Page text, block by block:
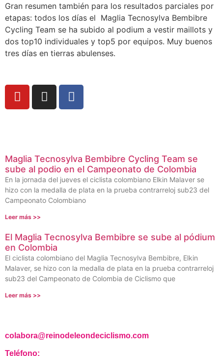
Gran resumen también para los resultados parciales por
etapas: todos los días el Maglia Tecnosylva Bembibre
Cycling Team se ha subido al podium a vestir maillots y
dos top10 individuales y top5 por equipos. Muy buenos
tres días en tierras abulenses.
Maglia Tecnosylva Bembibre Cycling Team se
sube al podio en el Campeonato de Colombia
En la jornada del jueves el ciclista colombiano Elkin Malaver se
hizo con la medalla de plata en la prueba contrarreloj sub23 del
Campeonato Colombiano
Leer más >>
El Maglia Tecnosylva Bembibre se sube al pódium
en Colombia
El ciclista colombiano del Maglia Tecnosylva Bembibre, Elkin
Malaver, se hizo con la medalla de plata en la prueba contrarreloj
sub23 del Campeonato de Colombia de Ciclismo que
Leer más >>
colabora@reinodeleondeciclismo.com
Teléfono: